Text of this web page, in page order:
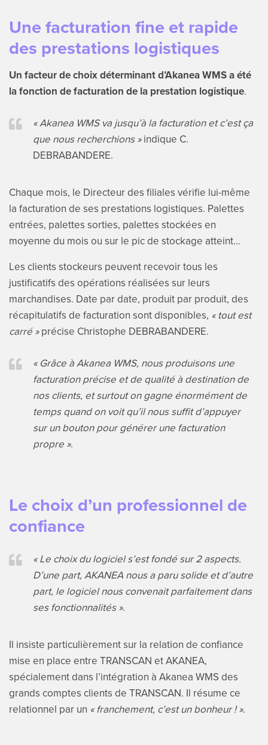
Une facturation fine et rapide
des prestations logistiques
Un facteur de choix déterminant d’Akanea WMS a été
la fonction de facturation de la prestation logistique.
« Akanea WMS va jusqu’à la facturation et c’est ça
que nous recherchions »indique C.
DEBRABANDERE.
Chaque mois, le Directeur des filiales vérifie lui-même
la facturation de ses prestations logistiques. Palettes
entrées, palettes sorties, palettes stockées en
moyenne du mois ou sur le pic de stockage atteint…
Les clients stockeurs peuvent recevoir tous les
justificatifs des opérations réalisées sur leurs
marchandises. Date par date, produit par produit, des
récapitulatifs de facturation sont disponibles, « tout est
carré »précise Christophe DEBRABANDERE.
« Grâce à Akanea WMS, nous produisons une
facturation précise et de qualité à destination de
nos clients, et surtout on gagne énormément de
temps quand on voit qu’il nous suffit d’appuyer
sur un bouton pour générer une facturation
propre ».
Le choix d’un professionnel de
confiance
« Le choix du logiciel s’est fondé sur 2 aspects.
D’une part, AKANEA nous a paru solide et d’autre
part, le logiciel nous convenait parfaitement dans
ses fonctionnalités ».
Il insiste particulièrement sur la relation de confiance
mise en place entre TRANSCAN et AKANEA,
spécialement dans l’intégration à Akanea WMS des
grands comptes clients de TRANSCAN. Il résume ce
relationnel par un « franchement, c’est un bonheur ! ».